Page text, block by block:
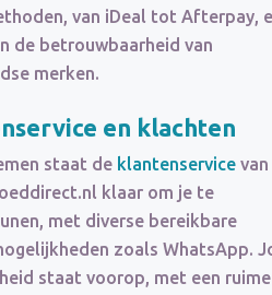
van iDeal tot Afterpay,
de betrouwbaarheid van
merken.
en klachten
staat de klantenservice van
klaar om je te
met diverse bereikbare
zoals WhatsApp.
staat voorop, met een ruime